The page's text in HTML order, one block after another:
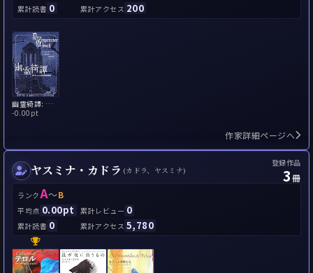
累計読書 0 累計アクセス 200
幽霊綺譚: ドイツ・ロマン派幻想短篇集
-0.00pt
作家詳細ページへ
ヤスミナ・カドラ (カドラ、ヤスミナ)
登録作品
3冊
ランクA～B
平均点 0.00pt 累計レビュー 0
累計読書 0 累計アクセス 5,780